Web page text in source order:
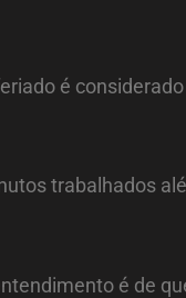
é
trabalhados
é de